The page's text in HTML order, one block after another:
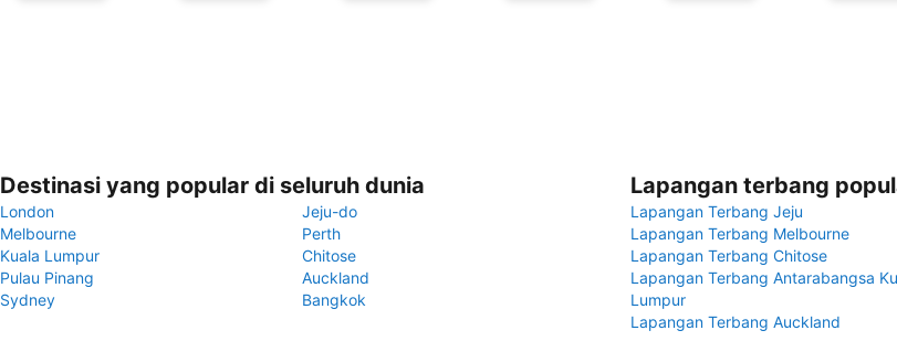
Destinasi yang popular di seluruh dunia
London
Jeju-do
Melbourne
Perth
Kuala Lumpur
Chitose
Pulau Pinang
Auckland
Sydney
Bangkok
Lapangan terbang
Lapangan Terbang Jeju
Lapangan Terbang Melbourne
Lapangan Terbang Chitose
Lapangan Terbang Antarabangsa
Lumpur
Lapangan Terbang Auckland